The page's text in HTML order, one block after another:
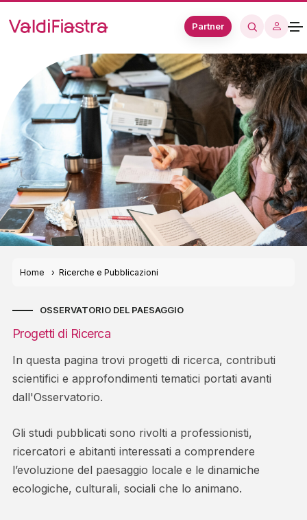
Partner
Home Ricerche e Pubblicazioni
OSSERVATORIO DEL PAESAGGIO
Progetti di Ricerca
In questa pagina trovi progetti di ricerca, contributi
scientifici e approfondimenti tematici portati avanti
dall'Osservatorio.
Gli studi pubblicati sono rivolti a professionisti,
ricercatori e abitanti interessati a comprendere
l’evoluzione del paesaggio locale e le dinamiche
ecologiche, culturali, sociali che lo animano.